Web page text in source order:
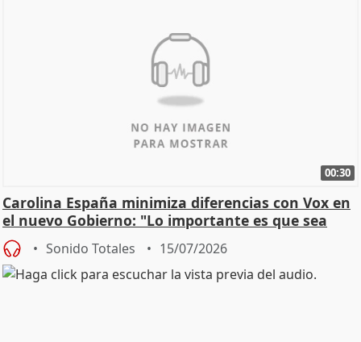
00:30
Carolina España minimiza diferencias con Vox en
el nuevo Gobierno: "Lo importante es que sea
una leg
Sonido Totales 15/07/2026